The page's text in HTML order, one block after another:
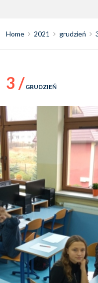
Home 2021 grudzień
3 / GRUDZIEŃ